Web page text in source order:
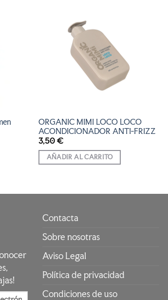
DESEOS
ORGANIC MIMI LOCO LOCO
ACONDICIONADOR ANTI-FRIZZ
3,50€
AÑADIR AL CARRITO
Contacta
Sobre nosotras
Aviso Legal
Política de privacidad
Condiciones de uso